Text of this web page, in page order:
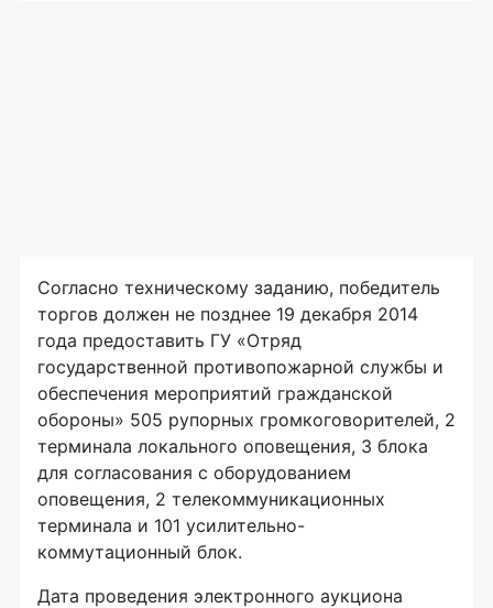
Согласно техническому заданию, победитель
торгов должен не позднее 19 декабря 2014
года предоставить ГУ «Отряд
государственной противопожарной службы и
обеспечения мероприятий гражданской
обороны» 505 рупорных громкоговорителей, 2
терминала локального оповещения, 3 блока
для согласования с оборудованием
оповещения, 2 телекоммуникационных
терминала и 101 усилительно-
коммутационный блок.
Дата проведения электронного аукциона